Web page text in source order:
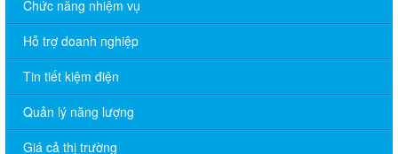
Chức năng nhiệm vụ
Hỗ trợ doanh nghiệp
Tin tiết kiệm điện
Quản lý năng lượng
Giá cả thị trường